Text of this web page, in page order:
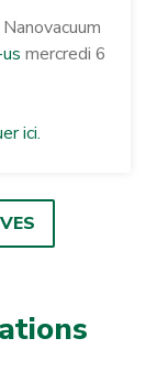
mercredi 6
ici.